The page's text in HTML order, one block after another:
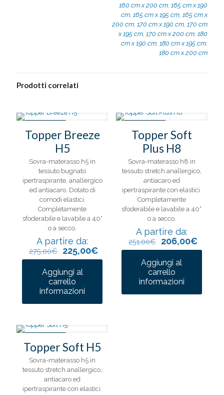
160 cm x 200 cm, 165 cm x 190
cm, 165 cm x 195 cm, 165 cm x
200 cm, 170 cm x 190 cm, 170 cm
x 195 cm, 170 cm x 200 cm, 180
cm x 190 cm, 180 cm x 195 cm,
180 cm x 200 cm
Prodotti correlati
Topper Breeze
H5
Sovra-materasso h5 in
tessuto bugnato
ipertraspirante, anallergico
ed antiacaro. Dotato di
comodi elastici.
Completamente
sfoderabile e lavabile a 40°
o a secco.
A partire da:
275,00€ 225,00€
Aggiungi al
carrello
informazioni
prodotto
ha
varianti.
Le
opzioni
possono
essere
scelte
pagina
Topper Soft
Plus H8
Sovra-materasso h8 in
tessuto stretch anallergico,
antiacaro ed
ipertraspirante con elastici.
Completamente
sfoderabile e lavabile a 40°
o a secco.
A partire da:
251,00€ 206,00€
Aggiungi al
carrello
informazioni
prodotto
ha
Topper Soft H5
Sovra-materasso h5 in
tessuto stretch anallergico,
antiacaro ed
ipertraspirante con elastici.